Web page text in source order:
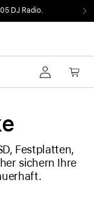
DJ Radio.
Festplatten,
sichern Ihre